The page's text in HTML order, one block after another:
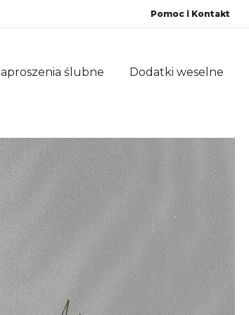
Pomoc i Kontakt
ślubne Dodatki weselne